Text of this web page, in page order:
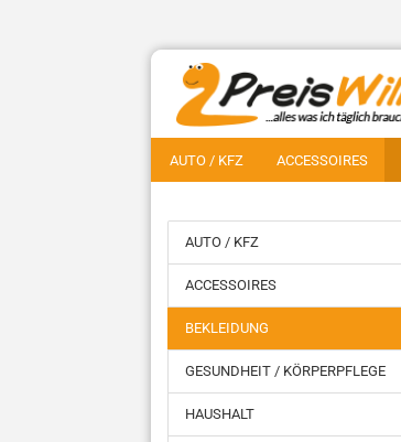
AUTO / KFZ ACCESSOIRES
AUTO / KFZ
ACCESSOIRES
BEKLEIDUNG
GESUNDHEIT / KÖRPERPFLEGE
HAUSHALT